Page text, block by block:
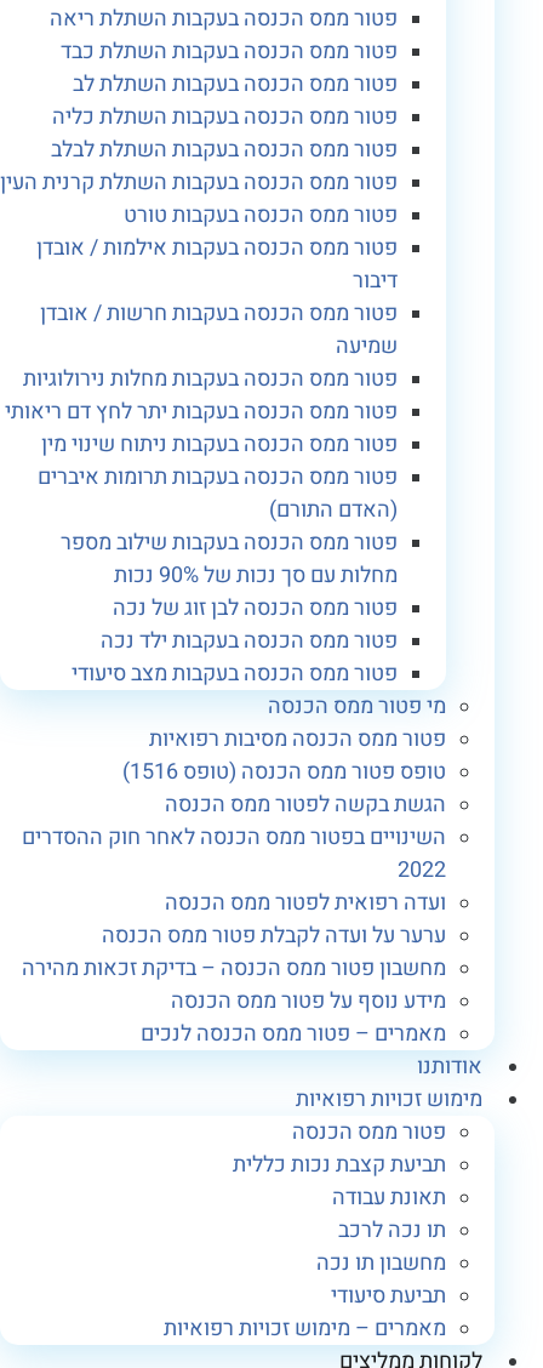
פטור ממס הכנסה בעקבות השתלת ריאה
פטור ממס הכנסה בעקבות השתלת כבד
פטור ממס הכנסה בעקבות השתלת לב
פטור ממס הכנסה בעקבות השתלת כליה
פטור ממס הכנסה בעקבות השתלת לבלב
פטור ממס הכנסה בעקבות השתלת קרנית העין
פטור ממס הכנסה בעקבות טורט
פטור ממס הכנסה בעקבות אילמות / אובדן
דיבור
פטור ממס הכנסה בעקבות חרשות / אובדן
שמיעה
פטור ממס הכנסה בעקבות מחלות נירולוגיות
פטור ממס הכנסה בעקבות יתר לחץ דם ריאותי
פטור ממס הכנסה בעקבות ניתוח שינוי מין
פטור ממס הכנסה בעקבות תרומות איברים
(האדם התורם)
פטור ממס הכנסה בעקבות שילוב מספר
מחלות עם סך נכות של 90% נכות
פטור ממס הכנסה לבן זוג של נכה
פטור ממס הכנסה בעקבות ילד נכה
פטור ממס הכנסה בעקבות מצב סיעודי
מי פטור ממס הכנסה
פטור ממס הכנסה מסיבות רפואיות
טופס פטור ממס הכנסה (טופס 1516)
הגשת בקשה לפטור ממס הכנסה
השינויים בפטור ממס הכנסה לאחר חוק ההסדרים
2022
ועדה רפואית לפטור ממס הכנסה
ערער על ועדה לקבלת פטור ממס הכנסה
מחשבון פטור ממס הכנסה – בדיקת זכאות מהירה
מידע נוסף על פטור ממס הכנסה
מאמרים – פטור ממס הכנסה לנכים
אודותנו
מימוש זכויות רפואיות
פטור ממס הכנסה
תביעת קצבת נכות כללית
תאונת עבודה
תו נכה לרכב
מחשבון תו נכה
תביעת סיעודי
מאמרים – מימוש זכויות רפואיות
לקוחות ממליצים